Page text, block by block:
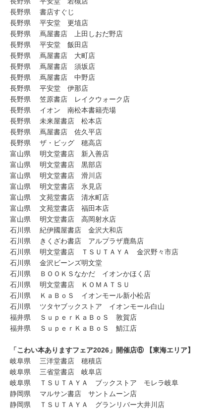
長野県 書店すぐじ
長野県 平安堂 更埴店
長野県 蔦屋書店 上田しおだ野店
長野県 平安堂 飯田店
長野県 蔦屋書店 大町店
長野県 蔦屋書店 須坂店
長野県 蔦屋書店 中野店
長野県 平安堂 伊那店
長野県 笠原書店 レイクウォーク店
長野県 イオン 南松本書籍売場
長野県 未来屋書店 松本店
長野県 蔦屋書店 佐久平店
長野県 ザ・ビッグ 穂高店
富山県 明文堂書店 新入善店
富山県 明文堂書店 黒部店
富山県 明文堂書店 滑川店
富山県 明文堂書店 氷見店
富山県 文苑堂書店 清水町店
富山県 文苑堂書店 福田本店
富山県 明文堂書店 高岡射水店
石川県 紀伊國屋書店 金沢大和店
石川県 きくざわ書店 アルプラザ鹿島店
石川県 明文堂書店 ＴＳＵＴＡＹＡ 金沢野々市店
石川県 金沢ビーンズ明文堂
石川県 ＢＯＯＫＳなかだ イオンかほく店
石川県 明文堂書店 ＫＯＭＡＴＳＵ
石川県 ＫａＢｏＳ イオンモール新小松店
石川県 ツタヤブックストア イオンモール白山
福井県 ＳｕｐｅｒＫａＢｏＳ 敦賀店
福井県 ＳｕｐｅｒＫａＢｏＳ 鯖江店
「こわい本ありますフェア2026」開催店⑥ 【東海エリア】
岐阜県 三洋堂書店 穂積店
岐阜県 三省堂書店 岐阜店
岐阜県 ＴＳＵＴＡＹＡ ブックストア モレラ岐阜
静岡県 マルサン書店 サントムーン店
静岡県 ＴＳＵＴＡＹＡ グランリバー大井川店